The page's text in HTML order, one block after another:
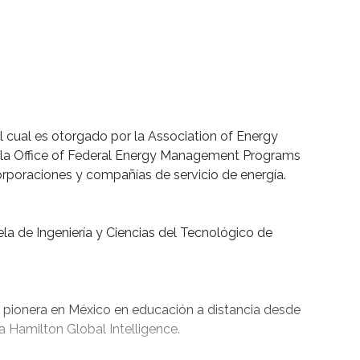
pensamiento crítico para la comprensión de
tecnología y los datos para informar y mejorar la
guiando la implementación de estrategias y
de alto impacto.
es otorgado por la Association of Energy
Office of Federal Energy Management Programs
y compañías de servicio de energía.
de Ingeniería y Ciencias del Tecnológico de
en México en educación a distancia desde
Hamilton Global Intelligence.